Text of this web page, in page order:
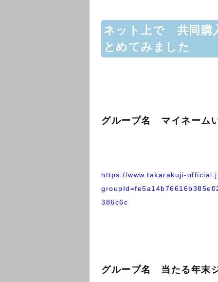
ネット上で 共同購
とめてみました
グループ名 マイネーム
https://www.takarakuji-
386c6c
グループ名 当たる年末